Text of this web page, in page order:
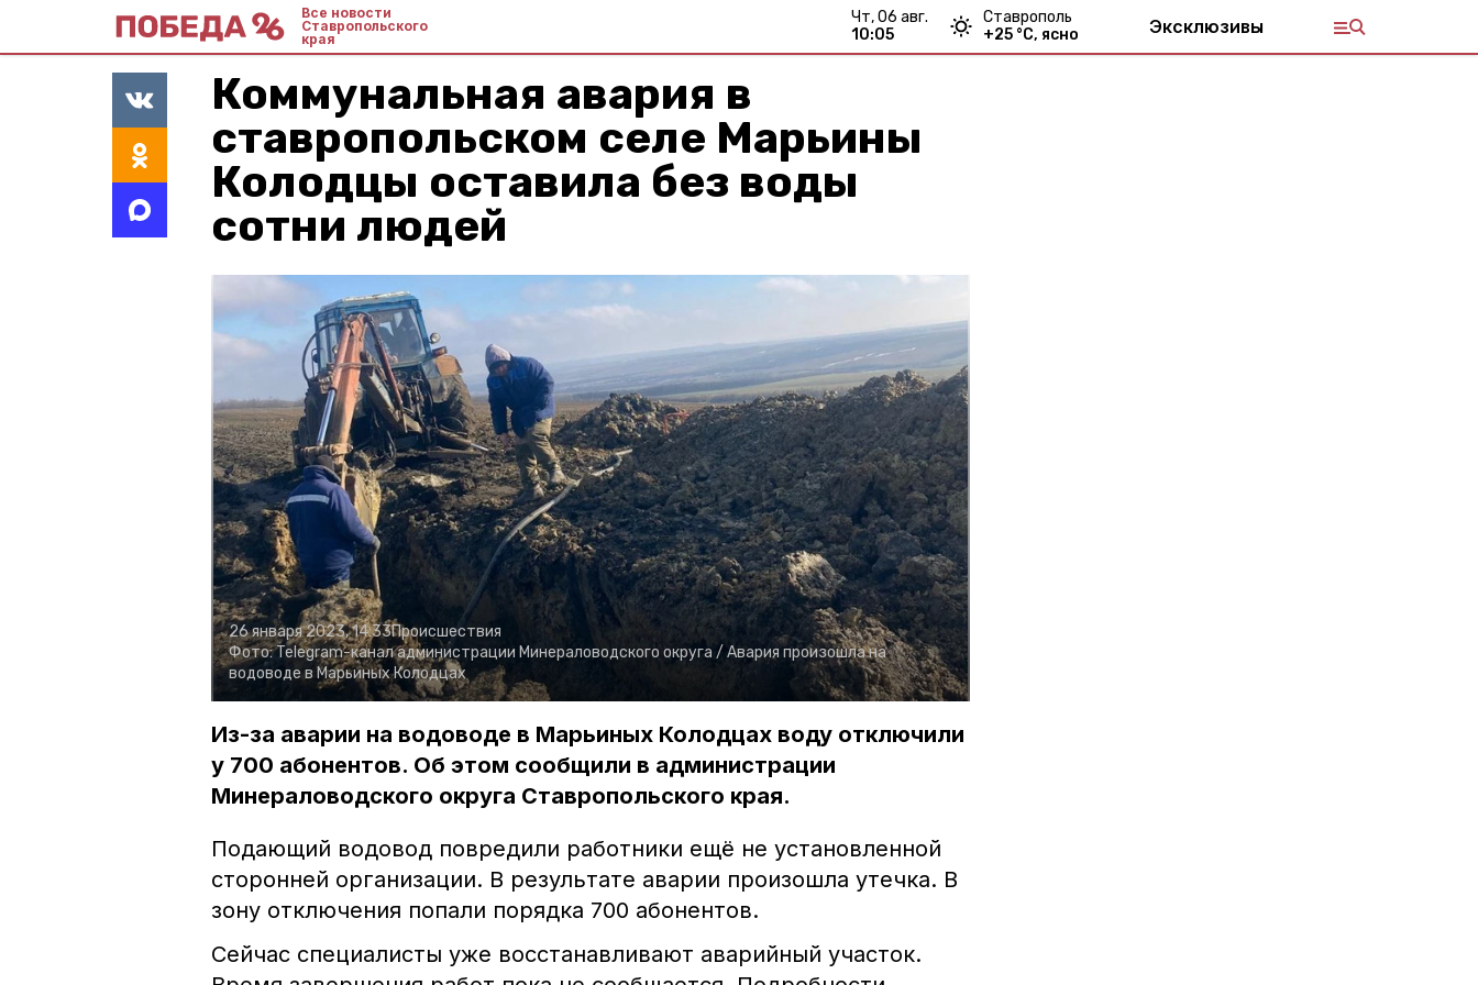
Все новости
Ставропольского
края
чт, 06 авг.
10:05
Ставрополь
+25 °С, ясно Эксклюзивы
Коммунальная авария в
ставропольском селе Марьины
Колодцы оставила без воды
сотни людей
26 января 2023, 14:33Происшествия
Фото:Telegram-канал администрации Минераловодского округа / Авария произошла на
водоводе в Марьиных Колодцах
Из-за аварии на водоводе в Марьиных Колодцах воду отключили
у 700 абонентов. Об этом сообщили в администрации
Минераловодского округа Ставропольского края.
Подающий водовод повредили работники ещё не установленной
сторонней организации. В результате аварии произошла утечка. В
зону отключения попали порядка 700 абонентов.
Сейчас специалисты уже восстанавливают аварийный участок.